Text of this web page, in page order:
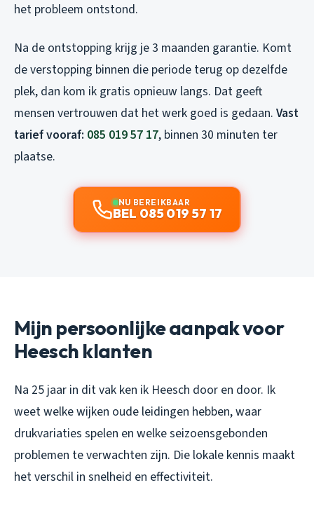
het probleem ontstond.
Na de ontstopping krijg je 3 maanden garantie. Komt
de verstopping binnen die periode terug op dezelfde
plek, dan kom ik gratis opnieuw langs. Dat geeft
mensen vertrouwen dat het werk goed is gedaan. Vast
tarief vooraf: 085 019 57 17, binnen 30 minuten ter
plaatse.
NU BEREIKBAAR
BEL 085 019 57 17
Mijn persoonlijke aanpak voor
Heesch klanten
Na 25 jaar in dit vak ken ik Heesch door en door. Ik
weet welke wijken oude leidingen hebben, waar
drukvariaties spelen en welke seizoensgebonden
problemen te verwachten zijn. Die lokale kennis maakt
het verschil in snelheid en effectiviteit.